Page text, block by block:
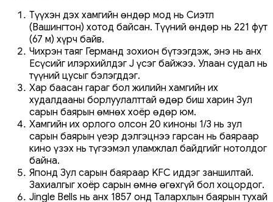
Түүхэн дэх хамгийн өндөр мод нь Сиэтл
(Вашингтон) хотод байсан. Түүний өндөр нь 221 фут
(67 м) хүрч байв.
Чихрэн таяг Германд зохион бүтээгдэж, энэ нь анх
Есүсийг илэрхийлдэг J үсэг байжээ. Улаан судал нь
түүний цусыг бэлэгддэг.
Хар баасан гараг бол жилийн хамгийн их
худалдааны борлуулалттай өдөр биш харин Зул
сарын баярын өмнөх хоёр өдөр юм.
Хамгийн их орлого олсон 20 киноны 1/3 нь зул
сарын баярын үеэр дэлгэцнээ гарсан нь баяраар
кино үзэх нь түгээмэл уламжлал байдгийг нотолдог
байна.
Японд Зул сарын баяраар KFC иддэг заншилтай.
Захиалгыг хоёр сарын өмнө өгөхгүй бол хоцордог.
Jingle Bells нь анх 1857 онд Талархлын баярын тухай